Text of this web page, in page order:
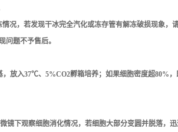
况，若发现干冰完全汽化或冻存管有解冻破损现象
问题不予售后。
放入37℃、5%CO2孵箱培养；如果细胞密度超80%，
下观察细胞消化情况，若细胞大部分变圆并脱落，